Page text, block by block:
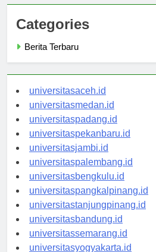
Categories
universitasaceh.id
universitasmedan.id
universitaspadang.id
universitaspekanbaru.id
universitasjambi.id
universitaspalembang.id
universitasbengkulu.id
universitaspangkalpinang.id
universitastanjungpinang.id
universitasbandung.id
universitassemarang.id